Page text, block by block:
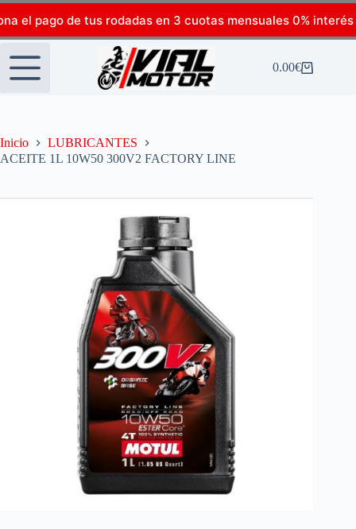
el pago de tus rodadas en 3 cuotas mensuales 0% interés
0.00€
Inicio
LUBRICANTES
ACEITE 1L 10W50 300V2 FACTORY LINE